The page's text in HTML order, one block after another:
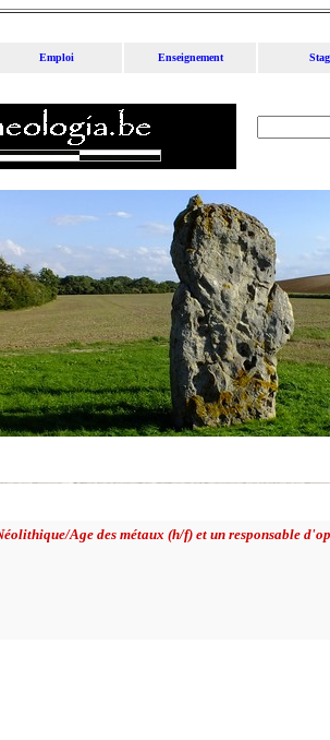
Emploi Enseignement
Age des métaux (h/f) et un responsable